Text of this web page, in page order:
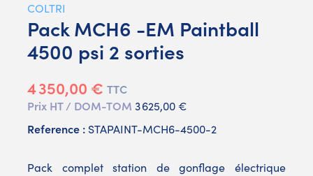
COLTRI
Pack MCH6 -EM Paintball
4500 psi 2 sorties
4 350,00 € TTC
Prix HT / DOM-TOM 3 625,00 €
Reference : STAPAINT-MCH6-4500-2
Pack complet station de gonflage électrique